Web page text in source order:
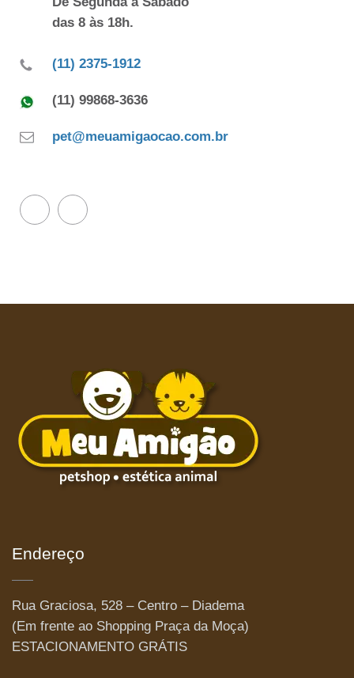
das 8 às 18h.
(11) 2375-1912
(11) 99868-3636
pet@meuamigaocao.com.br
Endereço
Rua Graciosa, 528 – Centro – Diadema
(Em frente ao Shopping Praça da Moça)
ESTACIONAMENTO GRÁTIS